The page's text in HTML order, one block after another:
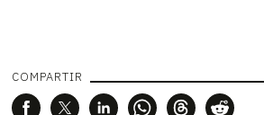
COMPARTIR